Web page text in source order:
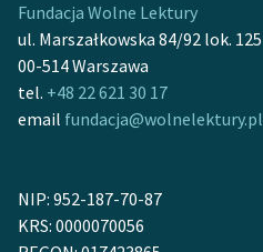
E-kolekcja lektur
szkolnych i literatury do
słuchania dla uczennic i
uczniów z
Feministyczne inspiracje.
Popularyzacja
skandynawskiej literatury
Fundacja Wolne Lektury
ul. Marszałkowska 84/92 lok. 125
00-514 Warszawa
tel. +48 22 621 30 17
email fundacja@wolnelektury.pl
NIP: 952-187-70-87
KRS: 0000070056